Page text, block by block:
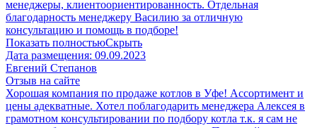
менеджеры, клиентоориентированность. Отдельная
благодарность менеджеру Василию за отличную
консультацию и помощь в подборе!
Показать полностьюСкрыть
Дата размещения: 09.09.2023
Евгений Степанов
Отзыв на сайте
Хорошая компания по продаже котлов в Уфе! Ассортимент и
цены адекватные. Хотел поблагодарить менеджера Алексея в
грамотном консультировании по подбору котла т.к. я сам не